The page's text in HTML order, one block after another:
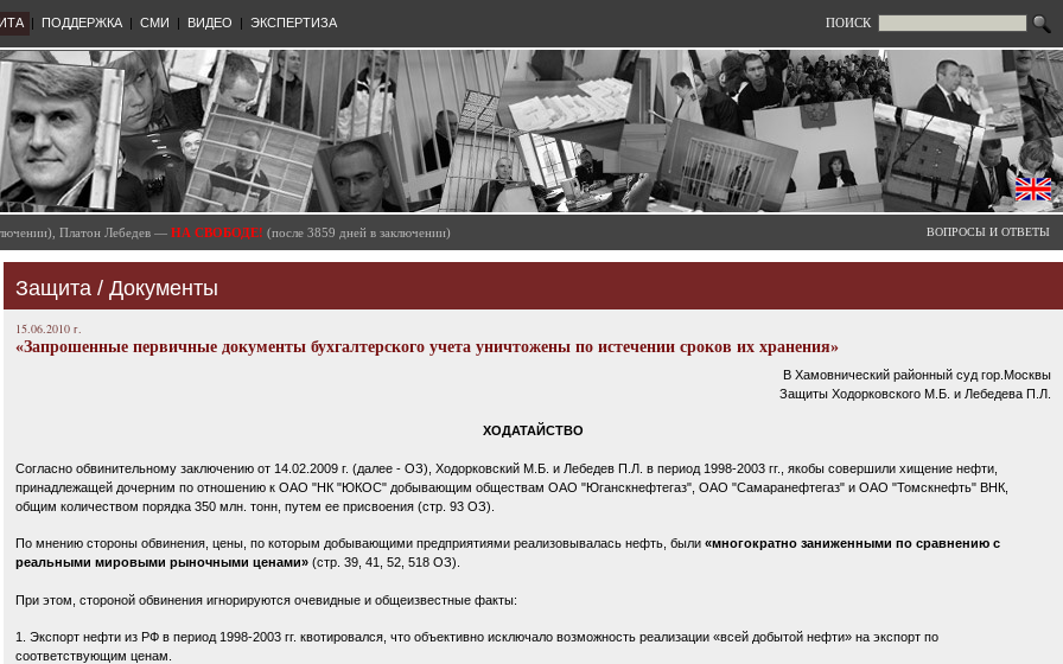
| ПОДДЕРЖКА | СМИ | ВИДЕО | ЭКСПЕРТИЗА ПОИСК
Платон Лебедев — НА СВОБОДЕ! (после 3859 дней в заключении) ВОПРОСЫ И ОТВЕТЫ
Защита / Документы
15.06.2010 г.
«Запрошенные первичные документы бухгалтерского учета уничтожены по истечении сроков их хранения»
В Хамовнический районный суд гор.Москвы
Защиты Ходорковского М.Б. и Лебедева П.Л.
ХОДАТАЙСТВО
Согласно обвинительному заключению от 14.02.2009 г. (далее - ОЗ), Ходорковский М.Б. и Лебедев П.Л. в период 1998-2003 гг., якобы совершили хищение нефти,
принадлежащей дочерним по отношению к ОАО "НК "ЮКОС" добывающим обществам ОАО "Юганскнефтегаз", ОАО "Самаранефтегаз" и ОАО "Томскнефть" ВНК,
общим количеством порядка 350 млн. тонн, путем ее присвоения (стр. 93 ОЗ).
По мнению стороны обвинения, цены, по которым добывающими предприятиями реализовывалась нефть, были «многократно заниженными по сравнению с
реальными мировыми рыночными ценами» (стр. 39, 41, 52, 518 ОЗ).
При этом, стороной обвинения игнорируются очевидные и общеизвестные факты:
1. Экспорт нефти из РФ в период 1998-2003 гг. квотировался, что объективно исключало возможность реализации «всей добытой нефти» на экспорт по
соответствующим ценам.